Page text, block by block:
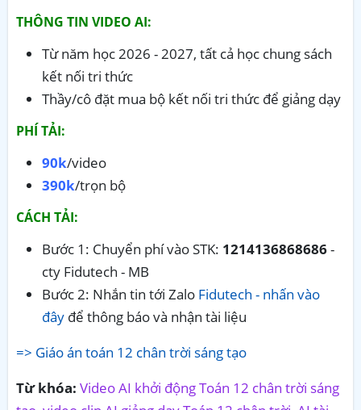
THÔNG TIN VIDEO AI:
Từ năm học 2026 - 2027, tất cả học chung sách
kết nối tri thức
Thầy/cô đặt mua bộ kết nối tri thức để giảng dạy
PHÍ TẢI:
90k/video
390k/trọn bộ
CÁCH TẢI:
Bước 1: Chuyển phí vào STK: 1214136868686-
cty Fidutech - MB
Bước 2: Nhắn tin tới Zalo Fidutech - nhấn vào
đây để thông báo và nhận tài liệu
=> Giáo án toán 12 chân trời sáng tạo
Từ khóa: Video AI khởi động Toán 12 chân trời sáng